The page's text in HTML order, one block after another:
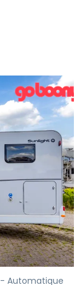
Automatique